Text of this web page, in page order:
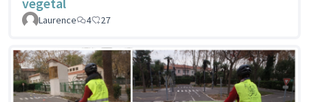
Laurence 4 27